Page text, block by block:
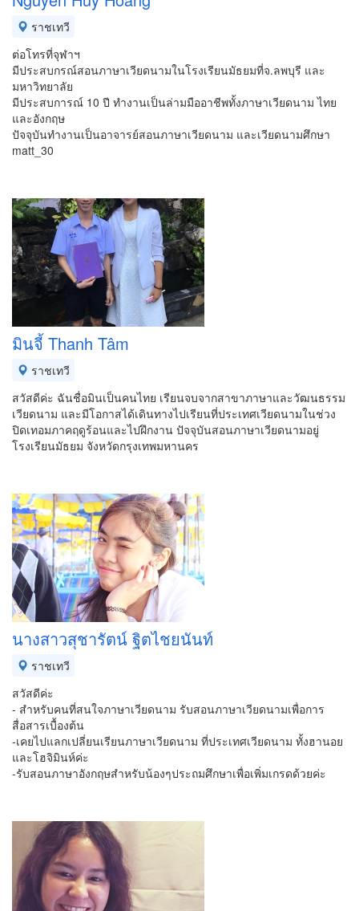
ราชเทวี
ต่อโทรที่จุฬาฯ
มีประสบกรณ์สอนภาษาเวียดนามในโรงเรียนมัธยมที่จ.ลพบุรี และ
มหาวิทยาลัย
มีประสบการณ์ 10 ปี ทำงานเป็นล่ามมืออาชีพทั้งภาษาเวียดนาม ไทย
และอังกฤษ
ปัจจุบันทำงานเป็นอาจารย์สอนภาษาเวียดนาม และเวียดนามศึกษา
matt_30
มินจี้ Thanh Tâm
ราชเทวี
สวัสดีค่ะ ฉันชื่อมินเป็นคนไทย เรียนจบจากสาขาภาษาและวัฒนธรรม
เวียดนาม และมีโอกาสได้เดินทางไปเรียนที่ประเทศเวียดนามในช่วง
ปิดเทอมภาคฤดูร้อนและไปฝึกงาน ปัจจุบันสอนภาษาเวียดนามอยู่
โรงเรียนมัธยม จังหวัดกรุงเทพมหานคร
นางสาวสุชารัตน์ ฐิตไชยนันท์
ราชเทวี
สวัสดีค่ะ
- สำหรับคนที่สนใจภาษาเวียดนาม รับสอนภาษาเวียดนามเพื่อการ
สื่อสารเบื้องต้น
-เคยไปแลกเปลี่ยนเรียนภาษาเวียดนาม ที่ประเทศเวียดนาม ทั้งฮานอย
และโฮจิมินห์ค่ะ
-รับสอนภาษาอังกฤษสำหรับน้องๆประถมศึกษาเพื่อเพิ่มเกรดด้วยค่ะ